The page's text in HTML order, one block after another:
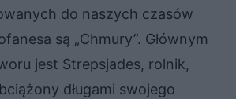
do naszych czasów
są „Chmury”. Głównym
jest Strepsjades, rolnik,
długami swojego